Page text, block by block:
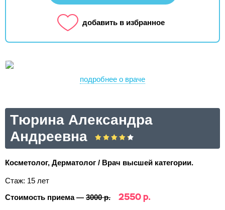
добавить в избранное
подробнее о враче
Тюрина Александра
Андреевна
Косметолог, Дерматолог / Врач высшей категории.
Стаж: 15 лет
Стоимость приема — 3000 р. 2550 р.